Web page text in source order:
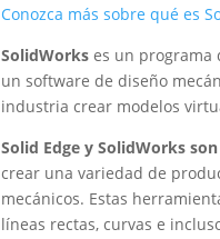
Conozca más sobre qué es
SolidWorks es un programa
un software de diseño
industria crear modelos
Solid Edge y SolidWorks
crear una variedad de
mecánicos. Estas
líneas rectas, curvas e